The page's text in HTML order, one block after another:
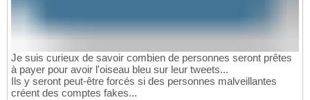
Je suis curieux de savoir combien de personnes seront prêtes
à payer pour avoir l'oiseau bleu sur leur tweets...
Ils y seront peut-être forcés si des personnes malveillantes
créent des comptes fakes...